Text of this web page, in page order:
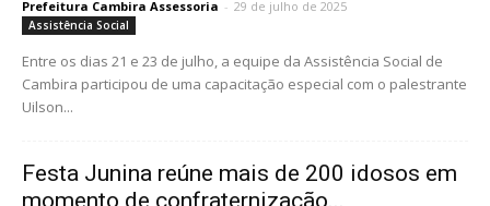
Prefeitura Cambira Assessoria - 29 de julho de 2025
Assistência Social
Entre os dias 21 e 23 de julho, a equipe da Assistência Social de
Cambira participou de uma capacitação especial com o palestrante
Uilson...
Festa Junina reúne mais de 200 idosos em
momento de confraternização...